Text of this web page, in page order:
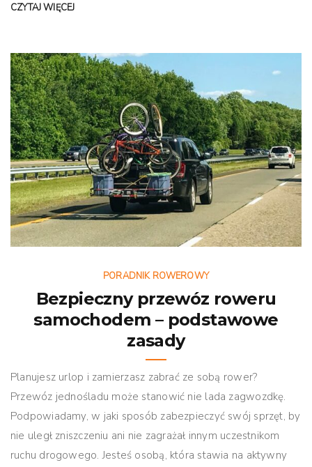
CZYTAJ WIĘCEJ
PORADNIK ROWEROWY
Bezpieczny przewóz roweru
samochodem – podstawowe
zasady
Planujesz urlop i zamierzasz zabrać ze sobą rower?
Przewóz jednośladu może stanowić nie lada zagwozdkę.
Podpowiadamy, w jaki sposób zabezpieczyć swój sprzęt, by
nie uległ zniszczeniu ani nie zagrażał innym uczestnikom
ruchu drogowego. Jesteś osobą, która stawia na aktywny